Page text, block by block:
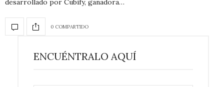
desarrollado por Cubify, ganadora…
0 COMPARTIDO
ENCUÉNTRALO AQUÍ